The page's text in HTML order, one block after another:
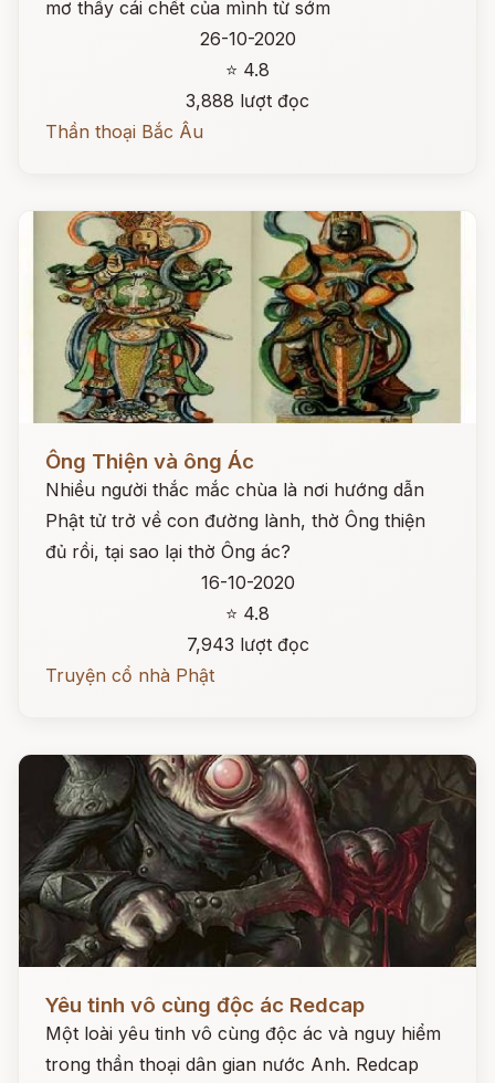
mơ thấy cái chết của mình từ sớm
26-10-2020
⭐ 4.8
3,888 lượt đọc
Thần thoại Bắc Âu
Đọc ngay
Ông Thiện và ông Ác
Nhiều người thắc mắc chùa là nơi hướng dẫn
Phật tử trở về con đường lành, thờ Ông thiện
đủ rồi, tại sao lại thờ Ông ác?
16-10-2020
⭐ 4.8
7,943 lượt đọc
Truyện cổ nhà Phật
Yêu tinh vô cùng độc ác Redcap
Một loài yêu tinh vô cùng độc ác và nguy hiểm
trong thần thoại dân gian nước Anh. Redcap